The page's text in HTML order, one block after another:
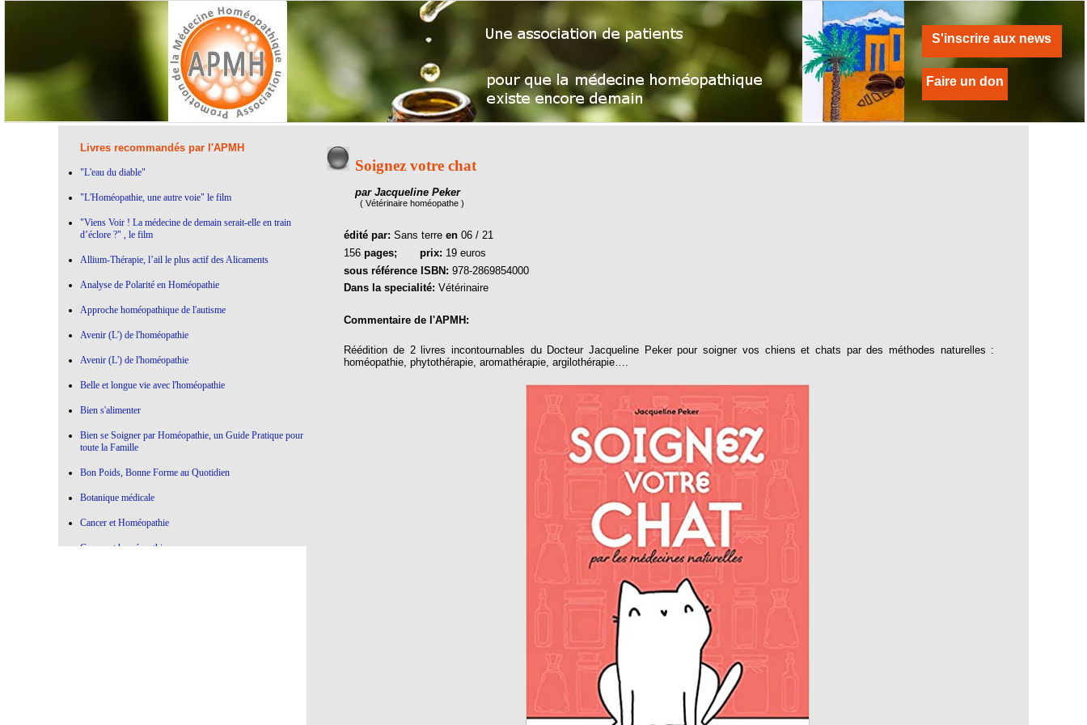
S'inscrire aux news
Faire un don
Livres recommandés par l'APMH
"L'eau du diable"
"L'Homéopathie, une autre voie" le film
"Viens Voir ! La médecine de demain serait-elle en train
d’éclore ?" , le film
Allium-Thérapie, l’ail le plus actif des Alicaments
Analyse de Polarité en Homéopathie
Approche homéopathique de l'autisme
Avenir (L') de l'homéopathie
Avenir (L') de l'homéopathie
Belle et longue vie avec l'homéopathie
Bien s'alimenter
Bien se Soigner par Homéopathie, un Guide Pratique pour
toute la Famille
Bon Poids, Bonne Forme au Quotidien
Botanique médicale
Cancer et Homéopathie
Cancer et homéopathie
Soignez votre chat
par Jacqueline Peker
( Vétérinaire homéopathe )
édité par:Sans terre en06 / 21
156pages; prix: 19 euros
sous référence ISBN:978-2869854000
Dans la specialité:Vétérinaire
Commentaire de l'APMH:
Réédition de 2 livres incontournables du Docteur Jacqueline Peker pour soigner vos chiens et chats par des méthodes naturelles :
homéopathie, phytothérapie, aromathérapie, argilothérapie….